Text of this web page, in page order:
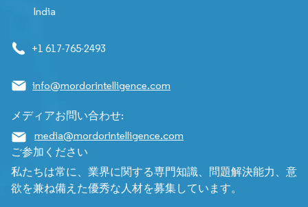
India
+1 617-765-2493
info@mordorintelligence.com
メディアお問い合わせ:
media@mordorintelligence.com
ご参加ください
私たちは常に、業界に関する専門知識、問題解決能力、意
欲を兼ね備えた優秀な人材を募集しています。